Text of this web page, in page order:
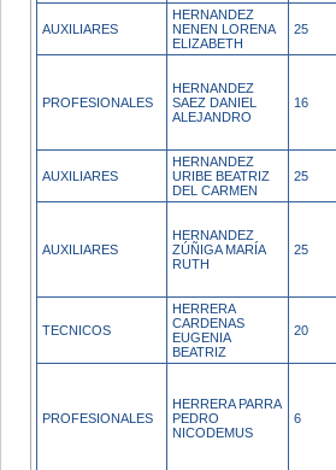
AUXILIARES
HERNANDEZ
NENEN LORENA
ELIZABETH
25
PROFESIONALES
HERNANDEZ
SAEZ DANIEL
ALEJANDRO
16
AUXILIARES
HERNANDEZ
URIBE BEATRIZ
DEL CARMEN
25
AUXILIARES
HERNANDEZ
ZÚÑIGA MARÍA
RUTH
25
TECNICOS
HERRERA
CARDENAS
EUGENIA
BEATRIZ
20
PROFESIONALES
HERRERA PARRA
PEDRO
NICODEMUS
6